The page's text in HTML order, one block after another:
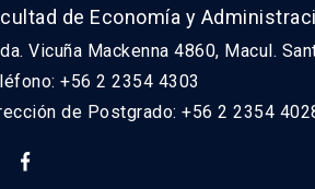
de Economía y
Vicuña Mackenna 4860, Macul.
+56 2 2354 4303
de Postgrado: +56 2 2354